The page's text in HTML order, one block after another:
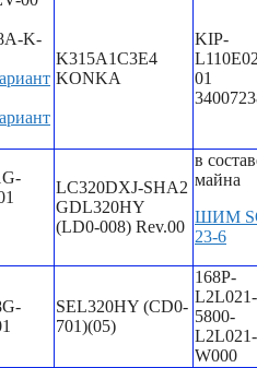
K-
K315A1C3E4
KONKA
KIP-
01
LC320DXJ-SHA2
GDL320HY
(LD0-008) Rev.00
в
майна
ШИМ
23-6
SEL320HY (CD0-
701)(05)
168P-
5800-
L2L021-
W000